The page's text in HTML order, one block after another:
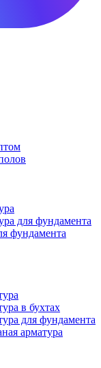
для фундамента
фундамента
в бухтах
для фундамента
арматура